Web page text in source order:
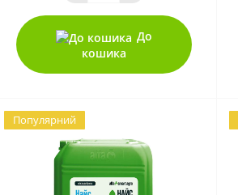
До
кошика
Популярний